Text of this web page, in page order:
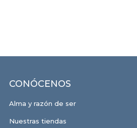
CONÓCENOS
Alma y razón de ser
Nuestras tiendas